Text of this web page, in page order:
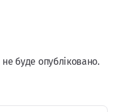
буде опубліковано.